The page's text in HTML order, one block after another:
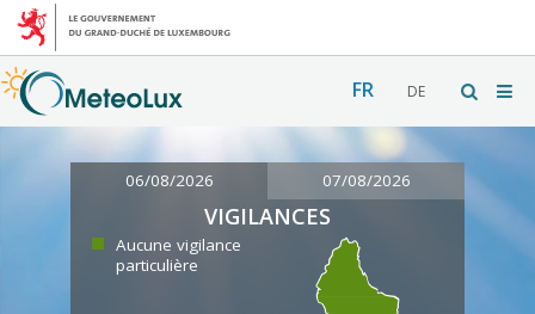
FR DE
06/08/2026 07/08/2026
VIGILANCES
Aucune vigilance
particulière